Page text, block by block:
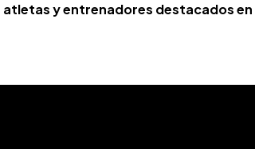
y entrenadores destacados en